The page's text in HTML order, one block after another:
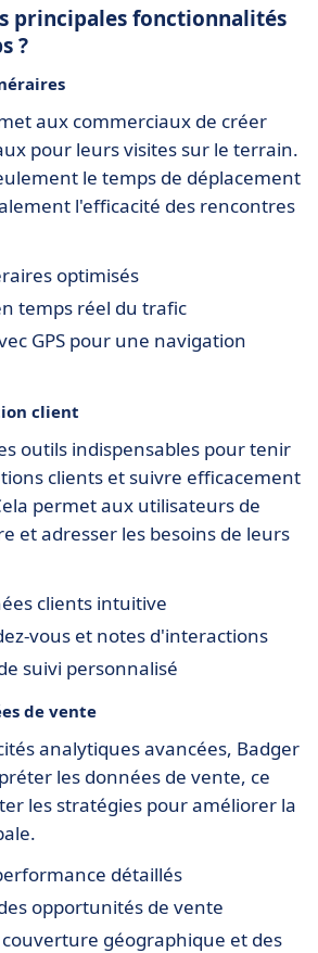
principales fonctionnalités
?
aux commerciaux de créer
pour leurs visites sur le terrain.
le temps de déplacement
l'efficacité des rencontres
optimisés
temps réel du trafic
GPS pour une navigation
client
outils indispensables pour tenir
clients et suivre efficacement
permet aux utilisateurs de
et adresser les besoins de leurs
clients intuitive
vous et notes d'interactions
suivi personnalisé
de vente
analytiques avancées, Badger
les données de vente, ce
les stratégies pour améliorer la
détaillés
opportunités de vente
géographique et des